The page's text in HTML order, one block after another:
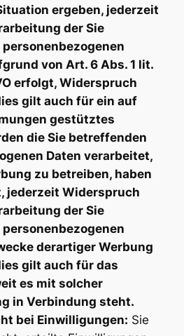
ergeben, jederzeit
der Sie
von Art. 6 Abs. 1 lit.
erfolgt, Widerspruch
gilt auch für ein auf
gestütztes
die Sie betreffenden
Daten verarbeitet,
zu betreiben, haben
jederzeit Widerspruch
der Sie
derartiger Werbung
gilt auch für das
es mit solcher
in Verbindung steht.
bei Einwilligungen: Sie